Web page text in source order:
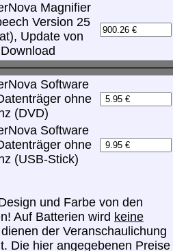
Magnifier
Version 25
Update von
Software
ohne
(DVD)
Software
ohne
(USB-Stick)
und Farbe von den
Auf Batterien wird keine
der Veranschaulichung
Die hier angegebenen Preise